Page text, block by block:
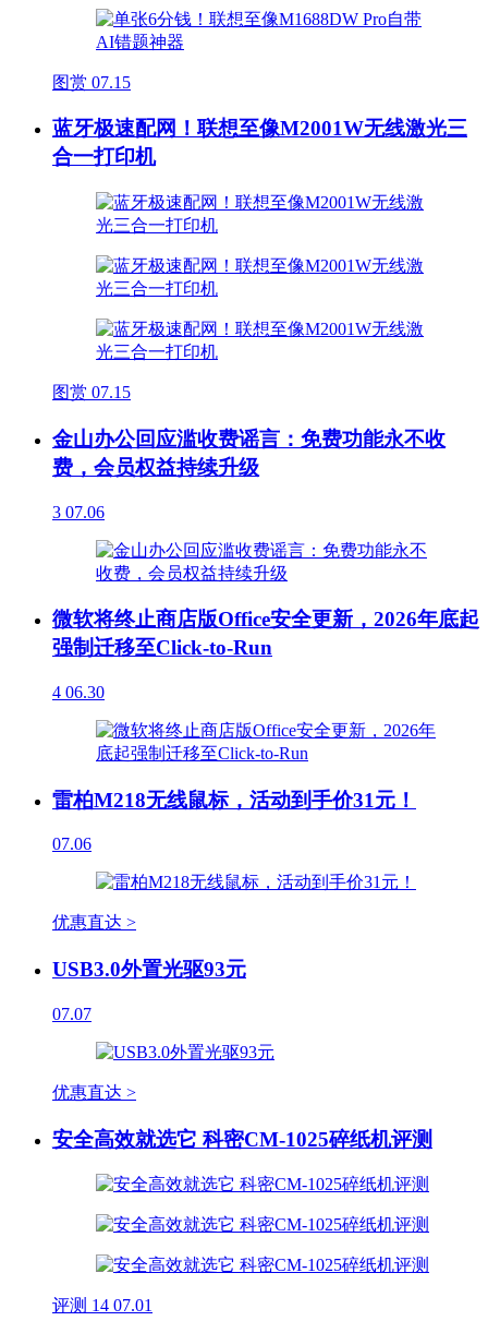
图赏 07.15
蓝牙极速配网！联想至像M2001W无线激光三
合一打印机
图赏 07.15
金山办公回应滥收费谣言：免费功能永不收
费，会员权益持续升级
3 07.06
微软将终止商店版Office安全更新，2026年底起
强制迁移至Click-to-Run
4 06.30
雷柏M218无线鼠标，活动到手价31元！
07.06
优惠直达 >
USB3.0外置光驱93元
07.07
优惠直达 >
安全高效就选它 科密CM-1025碎纸机评测
评测 14 07.01